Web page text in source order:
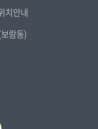
치안내
람동)